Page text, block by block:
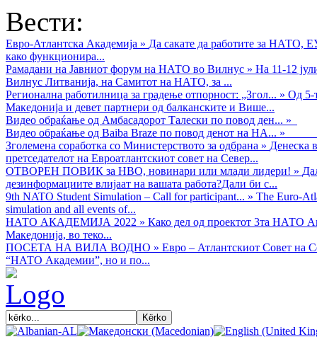
Вести:
Евро-Атлантска Академија » Да сакате да работите за НАТО,
како функционира...
Рамадани на Јавниот форум на НАТО во Вилнус » На 11-12
Вилнус Литванија, на Самитот на НАТО, за ...
Регионална работилница за градење отпорност: „Згол... » Од 5-
Македонија и девет партнери од балканските и Више...
Видео обраќањe од Амбасадорот Талески по повод ден... »
Видео обраќање од Baiba Braze по повод денот на НА... »
Зголемена соработка со Министерството за одбрана » Денеска
претседателот на Евроатлантскиот совет на Север...
ОТВОРЕН ПОВИК за НВО, новинари или млади лидери! »
дезинформациите влијаат на вашата работа?Дали би с...
9th NATO Student Simulation – Call for participant... » The Euro-
simulation and all events of...
НАТО АКАДЕМИЈА 2022 » Како дел од проектот 3та НАТО
Македонија, во теко...
ПОСЕТА НА ВИЛА ВОДНО » Евро – Атлантскиот Совет на
“НАТО Академии”, но и по...